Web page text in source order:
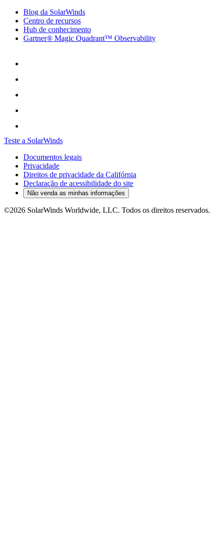
Blog da SolarWinds
Centro de recursos
Hub de conhecimento
Gartner® Magic Quadrant™ Observability
Teste a SolarWinds
Documentos legais
Privacidade
Direitos de privacidade da Califórnia
Declaração de acessibilidade do site
Não venda as minhas informações
©2026 SolarWinds Worldwide, LLC. Todos os direitos reservados.